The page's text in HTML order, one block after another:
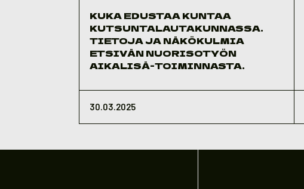
KUKA EDUSTAA KUNTAA
KUTSUNTALAUTAKUNNASSA.
TIETOJA JA NÄKÖKULMIA
ETSIVÄN NUORISOTYÖN
AIKALISÄ-TOIMINNASTA.
30.03.2025